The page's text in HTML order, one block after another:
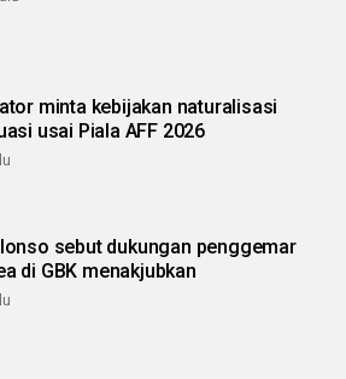
minta kebijakan naturalisasi
usai Piala AFF 2026
sebut dukungan penggemar
di GBK menakjubkan